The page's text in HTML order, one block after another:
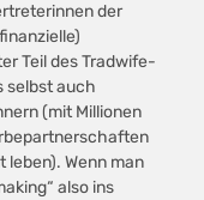
der
Teil des Tradwife-
selbst auch
(mit Millionen
Wenn man
also ins